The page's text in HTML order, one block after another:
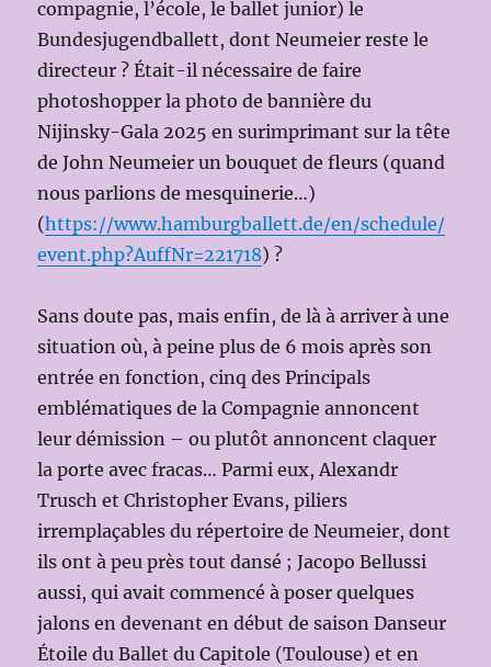
compagnie, l’école, le ballet junior) le
Bundesjugendballett, dont Neumeier reste le
directeur ? Était-il nécessaire de faire
photoshopper la photo de bannière du
Nijinsky-Gala 2025 en surimprimant sur la tête
de John Neumeier un bouquet de fleurs (quand
nous parlions de mesquinerie…)
(https://www.hamburgballett.de/en/schedule/
event.php?AuffNr=221718) ?
Sans doute pas, mais enfin, de là à arriver à une
situation où, à peine plus de 6 mois après son
entrée en fonction, cinq des Principals
emblématiques de la Compagnie annoncent
leur démission – ou plutôt annoncent claquer
la porte avec fracas… Parmi eux, Alexandr
Trusch et Christopher Evans, piliers
irremplaçables du répertoire de Neumeier, dont
ils ont à peu près tout dansé ; Jacopo Bellussi
aussi, qui avait commencé à poser quelques
jalons en devenant en début de saison Danseur
Étoile du Ballet du Capitole (Toulouse) et en